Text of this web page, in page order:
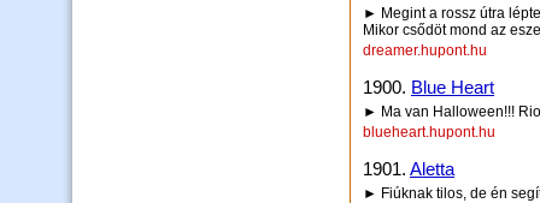
► Megint a rossz útra
Mikor csődöt mond az
dreamer.hupont.hu
1900. Blue Heart
► Ma van Halloween!!!
blueheart.hupont.hu
1901. Aletta
► Fiúknak tilos, de én